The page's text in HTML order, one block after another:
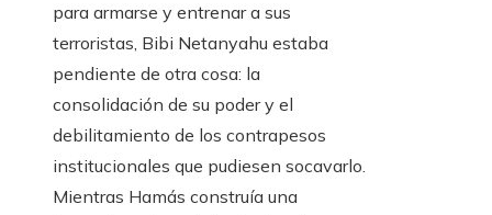
para armarse y entrenar a sus
terroristas, Bibi Netanyahu estaba
pendiente de otra cosa: la
consolidación de su poder y el
debilitamiento de los contrapesos
institucionales que pudiesen socavarlo.
Mientras Hamás construía una